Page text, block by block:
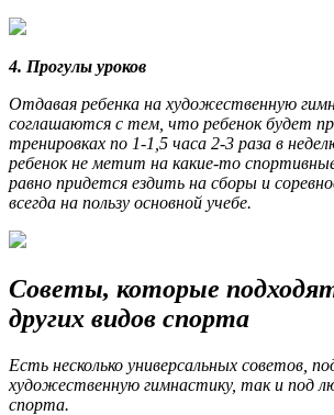
4. Прогулы уроков
Отдавая ребенка на художественную
соглашаются с тем, что ребенок будет
тренировках по 1-1,5 часа 2-3 раза в
ребенок не метит на какие-то
равно придется ездить на сборы и
всегда на пользу основной учебе.
Советы, которые
других видов спорта
Есть несколько универсальных советов,
художественную гимнастику, так и под
спорта.